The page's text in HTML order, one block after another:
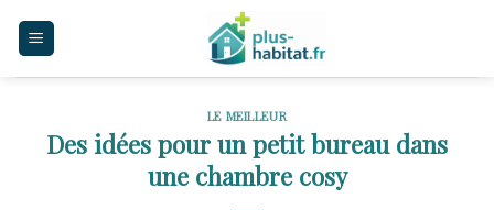
LE MEILLEUR
Des idées pour un petit bureau dans
une chambre cosy